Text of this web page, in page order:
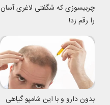
چربیسوزی که شگفتی لاغری آسان
را رقم زد!
بدون دارو و با این شامپو گیاهی